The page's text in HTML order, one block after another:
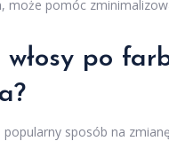
może pomóc
po
sposób na